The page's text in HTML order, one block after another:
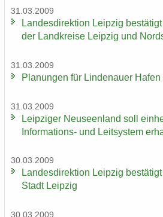
31.03.2009
Lan­des­di­rek­ti­on Leip­zig
der Land­krei­se Leip­zig und
31.03.2009
Pla­nun­gen für Lin­de­nau­er
31.03.2009
Leip­zi­ger Neu­seen­land soll
Informations-​ und Leit­sys­tem
30.03.2009
Lan­des­di­rek­ti­on Leip­zig
Stadt Leip­zig
30.03.2009